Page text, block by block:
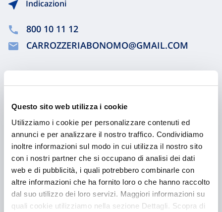
Questo sito web utilizza i cookie
Utilizziamo i cookie per personalizzare contenuti ed
annunci e per analizzare il nostro traffico. Condividiamo
inoltre informazioni sul modo in cui utilizza il nostro sito
con i nostri partner che si occupano di analisi dei dati
web e di pubblicità, i quali potrebbero combinarle con
altre informazioni che ha fornito loro o che hanno raccolto
dal suo utilizzo dei loro servizi. Maggiori informazioni su
quali cookie utilizziamo nella sezione Dettagli. Scopra di
Indicazioni
800 10 11 12
CARROZZERIABONOMO@GMAIL.COM
Chiama ora
Hai bisogno di